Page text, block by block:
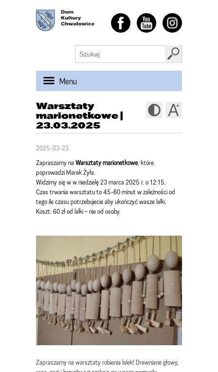
Menu
Warsztaty
marionetkowe |
23.03.2025
2025-03-23
Zapraszamy na Warsztaty marionetkowe, które
poprowadzi Marek Żyła.
Widzimy się w w niedzielę 23 marca 2025 r. o 12:15.
Czas trwania warsztatu to 45-60 minut w zależności od
tego ile czasu potrzebujecie aby ukończyć wasze lalki.
Koszt: 60 zł od lalki – nie od osoby.
Zapraszamy na warsztaty robienia lalek! Drewniane głowy,